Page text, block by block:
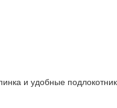
и удобные